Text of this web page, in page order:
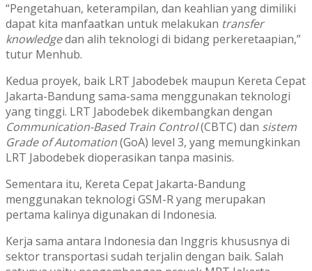
“Pengetahuan, keterampilan, dan keahlian yang dimiliki
dapat kita manfaatkan untuk melakukan transfer
knowledgedan alih teknologi di bidang perkeretaapian,”
tutur Menhub.
Kedua proyek, baik LRT Jabodebek maupun Kereta Cepat
Jakarta-Bandung sama-sama menggunakan teknologi
yang tinggi. LRT Jabodebek dikembangkan dengan
Communication-Based Train Control(CBTC) dan sistem
Grade of Automation(GoA) level 3, yang memungkinkan
LRT Jabodebek dioperasikan tanpa masinis.
Sementara itu, Kereta Cepat Jakarta-Bandung
menggunakan teknologi GSM-R yang merupakan
pertama kalinya digunakan di Indonesia.
Kerja sama antara Indonesia dan Inggris khususnya di
sektor transportasi sudah terjalin dengan baik. Salah